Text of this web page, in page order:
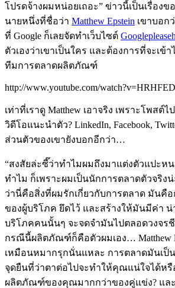
โปรดจ้างผมหน่อยเถอะ” ข่าวนี้เป็นเรื่อง
นายหนึ่งที่ชื่อว่า Matthew Epstein เขาบอก
ที่ Google ก็เลยจัดทำเว็บไซต์
ตัวเองว่าเขาเป็นใคร และต้องการที่จะเข้
ทีมการตลาดผลิตภัณฑ์
http://www.youtube.com/
เท่าที่เราดู Matthew เอาจริง เพราะโพสต์
วิดีโอแนะนำตัว? LinkedIn, Facebook,
ส่วนตัวของเขายังบอกอีกว่า…
“สงสัยล่ะซี๊ว่าทำไมผมถึงมาแต่งตัวแปะห
ทำไม ก็เพราะผมเป็นนักการตลาดตัวจริง
ว่านี่คือสิ่งที่ผมรักเกี่ยวกับการตลาด มันคื
ของผู้บริโภค ยึดไว้ และสร้างให้มันมีค่า น่
บริโภคคนนั้นๆ จะจดจำมันไปตลอดวงจ
กรณีนี้ผลิตภัณฑ์ก็คือตัวผมเอง… Matthew
เหมือนหมากรุกนั่นแหละ การตลาดมันเป็
จุดยืนที่ว่าตาต่อไปจะทำให้คุณแน่ใจได้หรื
ผลิตภัณฑ์ของคุณมากกว่าของคู่แข่ง? แล